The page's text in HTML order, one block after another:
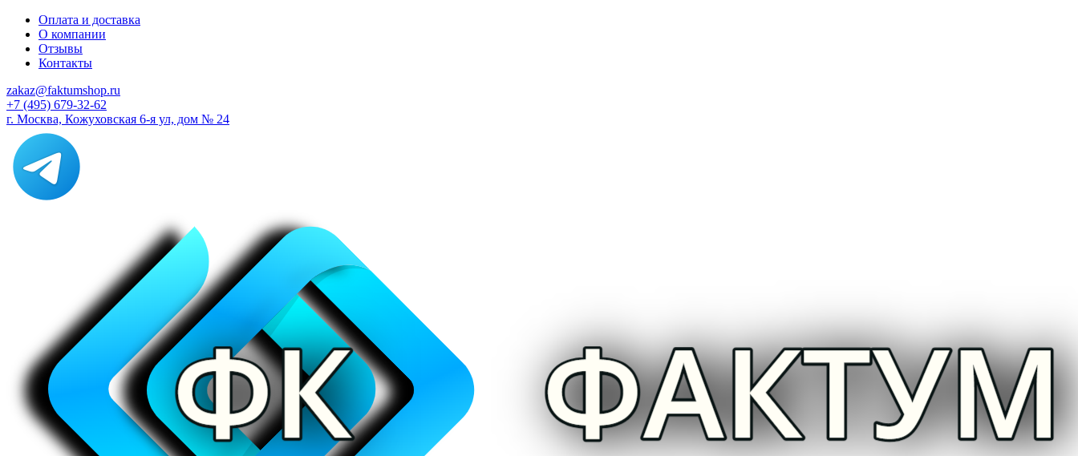
Оплата и доставка
О компании
Отзывы
Контакты
zakaz@faktumshop.ru
+7 (495) 679-32-62
г. Москва, Кожуховская 6-я ул, дом № 24